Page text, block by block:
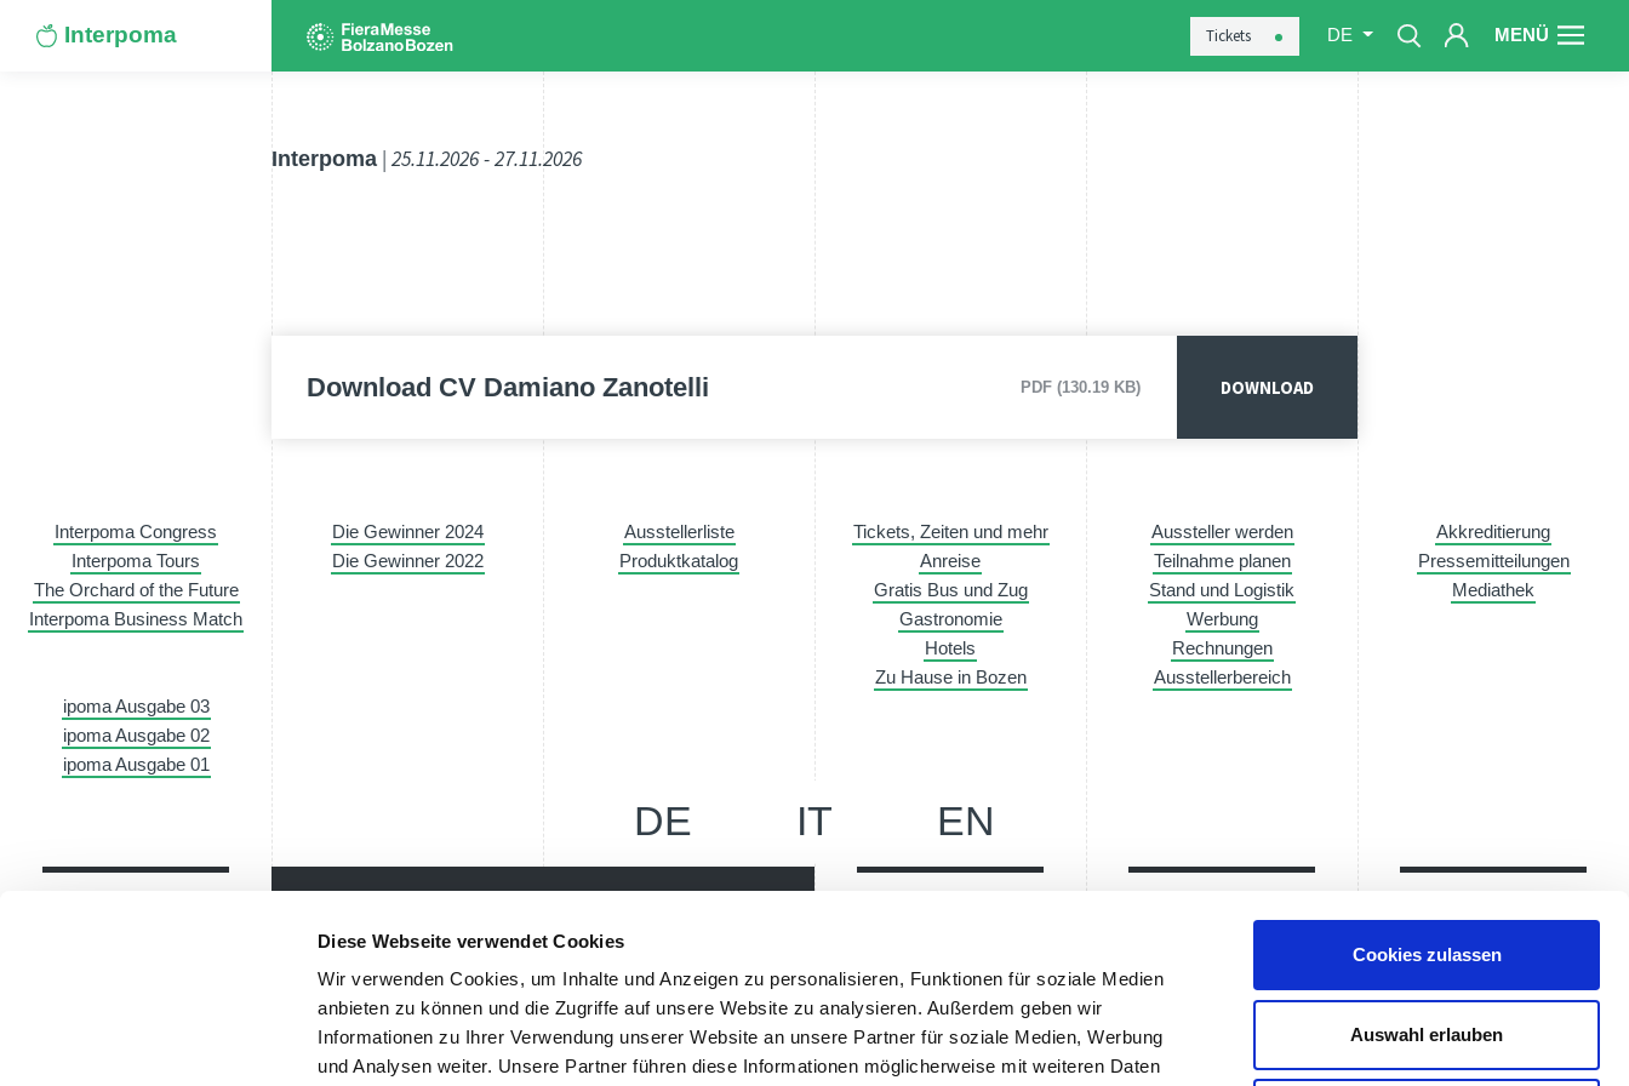
Diese Webseite verwendet Cookies
Wir verwenden Cookies, um Inhalte und Anzeigen zu personalisieren, Funktionen für soziale Medien
anbieten zu können und die Zugriffe auf unsere Website zu analysieren. Außerdem geben wir
Informationen zu Ihrer Verwendung unserer Website an unsere Partner für soziale Medien, Werbung
und Analysen weiter. Unsere Partner führen diese Informationen möglicherweise mit weiteren Daten
Cookies zulassen
Auswahl erlauben
Interpoma Tickets DE MENÜ
Interpoma | 25.11.2026 - 27.11.2026
Download CV Damiano Zanotelli PDF (130.19 KB) DOWNLOAD
Interpoma Congress
Interpoma Tours
The Orchard of the Future
Interpoma Business Match
Die Gewinner 2024
Die Gewinner 2022
Ausstellerliste
Produktkatalog
Tickets, Zeiten und mehr
Anreise
Gratis Bus und Zug
Gastronomie
Hotels
Zu Hause in Bozen
Aussteller werden
Teilnahme planen
Stand und Logistik
Werbung
Rechnungen
Ausstellerbereich
Akkreditierung
Pressemitteilungen
Mediathek
ipoma Ausgabe 03
ipoma Ausgabe 02
ipoma Ausgabe 01
DE IT EN
Bleibe über unsere Events immer up-to-date, erhalte im
Voraus nützliche Informationen! Natürlich kostenlos.
39100 Bozen BZ
Tel.
Fax.+39 0471 516111